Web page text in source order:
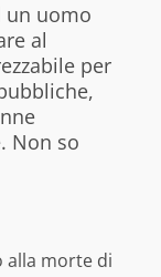
un uomo
al
per
Non so
alla morte di